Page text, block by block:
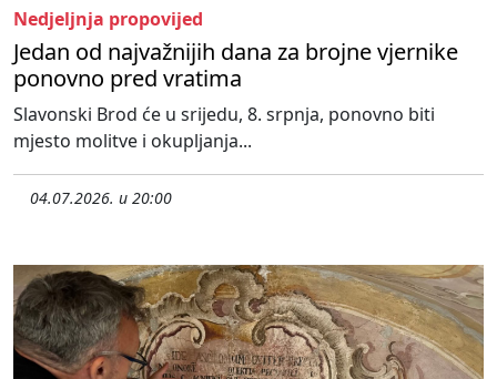
Nedjeljnja propovijed
Jedan od najvažnijih dana za brojne vjernike
ponovno pred vratima
Slavonski Brod će u srijedu, 8. srpnja, ponovno biti
mjesto molitve i okupljanja...
04.07.2026. u 20:00